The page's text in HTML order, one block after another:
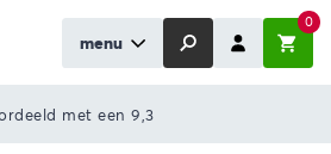
menu
0
met een 9,3